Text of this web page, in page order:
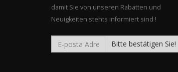
damit Sie von unseren Rabatten und
Neuigkeiten stehts informiert sind !
Bitte bestätigen Sie!